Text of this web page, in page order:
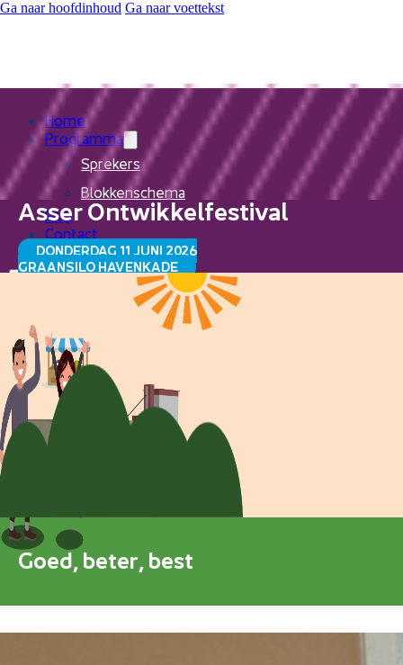
Ga naar hoofdinhoud Ga naar voettekst
Home
Programma
Sprekers
Blokkenschema
FAQ
Contact
Home
Programma
Sprekers
Blokkenschema
Asser Ontwikkelfestival
DONDERDAG 11 JUNI 2026
GRAANSILO HAVENKADE
Goed, beter, best